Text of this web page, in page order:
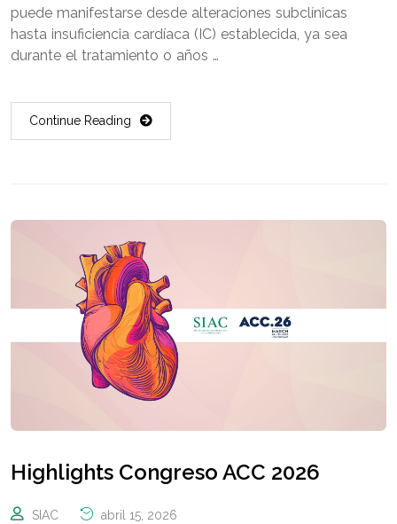
puede manifestarse desde alteraciones subclínicas
hasta insuficiencia cardíaca (IC) establecida, ya sea
durante el tratamiento o años …
Continue Reading
Highlights Congreso ACC 2026
SIAC abril 15, 2026